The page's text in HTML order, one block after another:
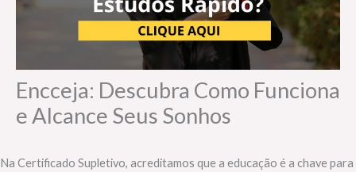
Encceja: Descubra Como Funciona
e Alcance Seus Sonhos
Na Certificado Supletivo, acreditamos que a educação é a chave para